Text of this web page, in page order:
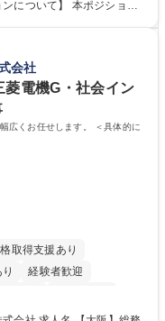
決算補助 ■四半期・年次決
開示資料作成補助などへス
ぼなく、決算月でも10時間
つけられる環境です。 学
高校 語学力： 資格：日商
会社
菱電機G・社会イン
広くお任せします。 ＜具体的に
取得支援あり
経験者歓迎
社宅あり 食事補助あり